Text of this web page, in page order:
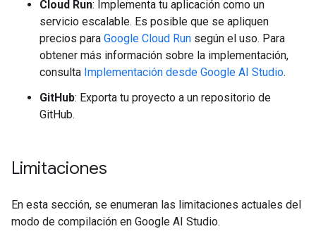
Cloud Run: Implementa tu aplicación como un
servicio escalable. Es posible que se apliquen
precios para Google Cloud Run según el uso. Para
obtener más información sobre la implementación,
consulta Implementación desde Google AI Studio.
GitHub: Exporta tu proyecto a un repositorio de
GitHub.
Limitaciones
En esta sección, se enumeran las limitaciones actuales del
modo de compilación en Google AI Studio.